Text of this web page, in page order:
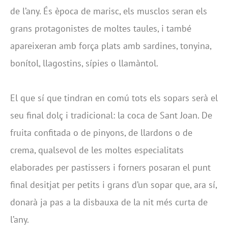
de l’any. És època de marisc, els musclos seran els
grans protagonistes de moltes taules, i també
apareixeran amb força plats amb sardines, tonyina,
bonítol, llagostins, sípies o llamàntol.
El que sí que tindran en comú tots els sopars serà el
seu final dolç i tradicional: la coca de Sant Joan. De
fruita confitada o de pinyons, de llardons o de
crema, qualsevol de les moltes especialitats
elaborades per pastissers i forners posaran el punt
final desitjat per petits i grans d’un sopar que, ara sí,
donarà ja pas a la disbauxa de la nit més curta de
l’any.